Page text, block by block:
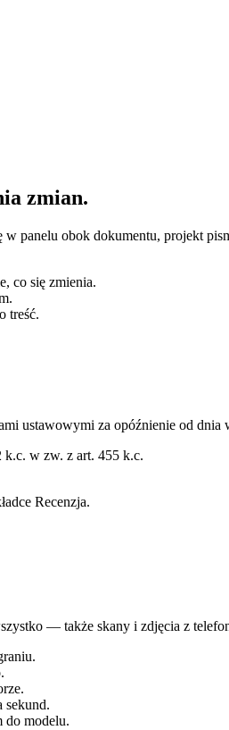
zmian.
panelu obok dokumentu, projekt
co się zmienia.
treść.
ustawowymi za opóźnienie od dnia
k.c. w zw. z art. 455 k.c.
Recenzja.
— także skany i zdjęcia z
do modelu.